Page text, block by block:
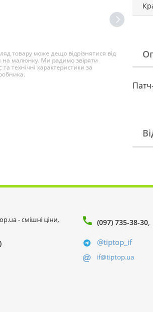
товару може дещо відрізнятися від
на малюнку. Ми радимо звіряти
технічні характеристики за
- смішні ціни,
(097) 735-38-30
@tiptop_if
if@tiptop.ua